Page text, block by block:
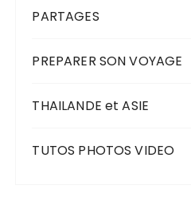
PARTAGES
PREPARER SON VOYAGE
THAILANDE et ASIE
TUTOS PHOTOS VIDEO